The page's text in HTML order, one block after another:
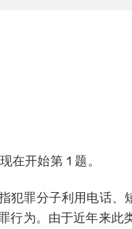
在开始第 1 题。
犯罪分子利用电话、
行为。由于近年来此